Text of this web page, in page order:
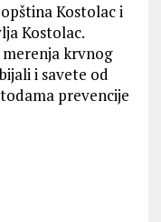
Kostolac i
Kostolac.
krvnog
i savete od
prevencije